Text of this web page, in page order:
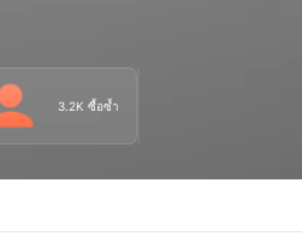
3.2K ซื้อซ้ำ